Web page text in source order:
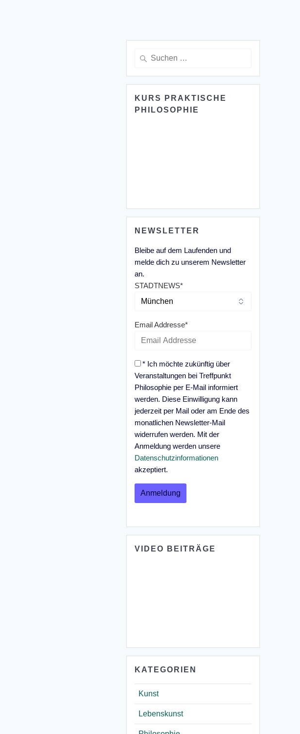
Suche
KURS PRAKTISCHE
PHILOSOPHIE
NEWSLETTER
Bleibe auf dem Laufenden und
melde dich zu unserem Newsletter
an.
STADTNEWS*
Email Addresse*
* Ich möchte zukünftig über
Veranstaltungen bei Treffpunkt
Philosophie per E-Mail informiert
werden. Diese Einwilligung kann
jederzeit per Mail oder am Ende des
monatlichen Newsletter-Mail
widerrufen werden. Mit der
Anmeldung werden unsere
Datenschutzinformationen
akzeptiert.
VIDEO BEITRÄGE
KATEGORIEN
Kunst
Lebenskunst